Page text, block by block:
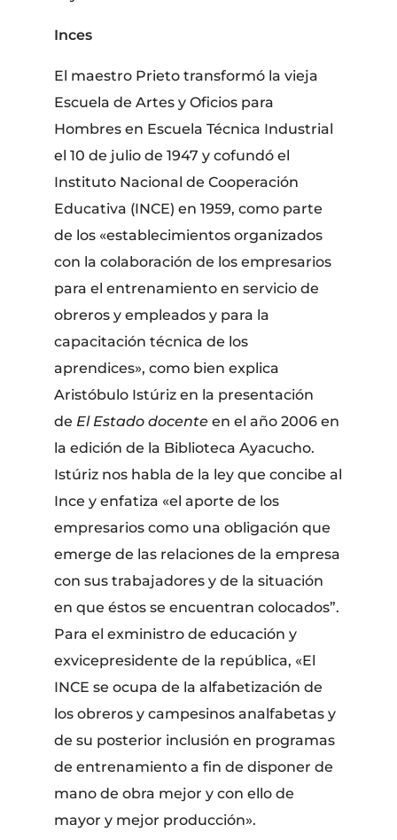
Inces
El maestro Prieto transformó la vieja
Escuela de Artes y Oficios para
Hombres en Escuela Técnica Industrial
el 10 de julio de 1947 y cofundó el
Instituto Nacional de Cooperación
Educativa (INCE) en 1959, como parte
de los «establecimientos organizados
con la colaboración de los empresarios
para el entrenamiento en servicio de
obreros y empleados y para la
capacitación técnica de los
aprendices», como bien explica
Aristóbulo Istúriz en la presentación
de El Estado docente en el año 2006 en
la edición de la Biblioteca Ayacucho.
Istúriz nos habla de la ley que concibe al
Ince y enfatiza «el aporte de los
empresarios como una obligación que
emerge de las relaciones de la empresa
con sus trabajadores y de la situación
en que éstos se encuentran colocados”.
Para el exministro de educación y
exvicepresidente de la república, «El
INCE se ocupa de la alfabetización de
los obreros y campesinos analfabetas y
de su posterior inclusión en programas
de entrenamiento a fin de disponer de
mano de obra mejor y con ello de
mayor y mejor producción».